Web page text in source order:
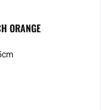
ORANGE